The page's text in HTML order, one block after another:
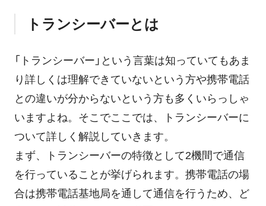
トランシーバーとは
「トランシーバー」という言葉は知っていてもあま
り詳しくは理解できていないという方や携帯電話
との違いが分からないという方も多くいらっしゃ
いますよね。そこでここでは、トランシーバーに
ついて詳しく解説していきます。
まず、トランシーバーの特徴として2機間で通信
を行っていることが挙げられます。携帯電話の場
合は携帯電話基地局を通して通信を行うため、ど